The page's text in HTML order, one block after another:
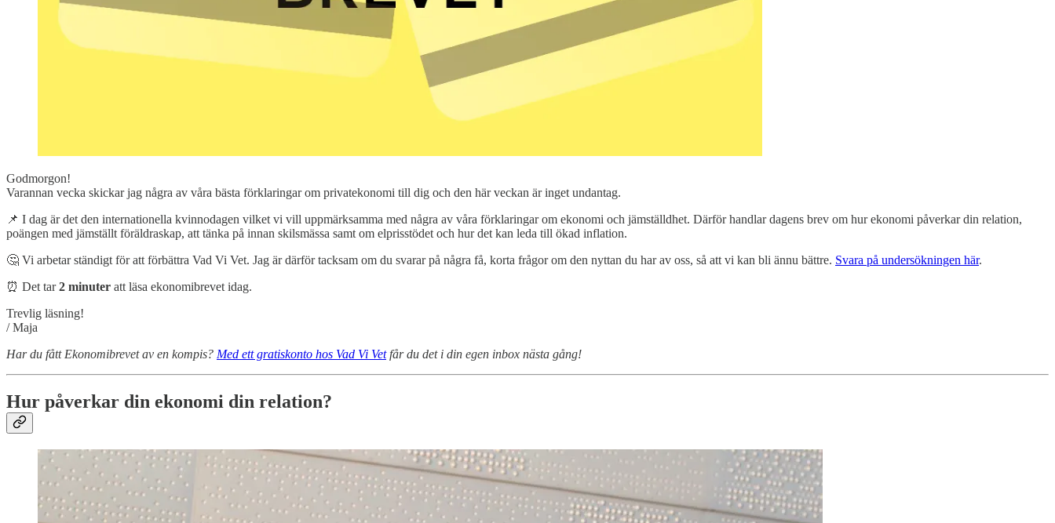
Godmorgon!
Varannan vecka skickar jag några av våra bästa förklaringar om privatekonomi till dig och den här veckan är inget undantag.
📌 I dag är det den internationella kvinnodagen vilket vi vill uppmärksamma med några av våra förklaringar om ekonomi och jämställdhet. Därför handlar dagens brev om hur ekonomi påverkar din relation,
poängen med jämställt föräldraskap, att tänka på innan skilsmässa samt om elprisstödet och hur det kan leda till ökad inflation.
🤔 Vi arbetar ständigt för att förbättra Vad Vi Vet. Jag är därför tacksam om du svarar på några få, korta frågor om den nyttan du har av oss, så att vi kan bli ännu bättre. Svara på undersökningen här.
⏰ Det tar2 minuter att läsa ekonomibrevet idag.
Trevlig läsning!
/ Maja
Har du fått Ekonomibrevet av en kompis? Med ett gratiskonto hos Vad Vi Vetfår du det i din egen inbox nästa gång!
Hur påverkar din ekonomi din relation?